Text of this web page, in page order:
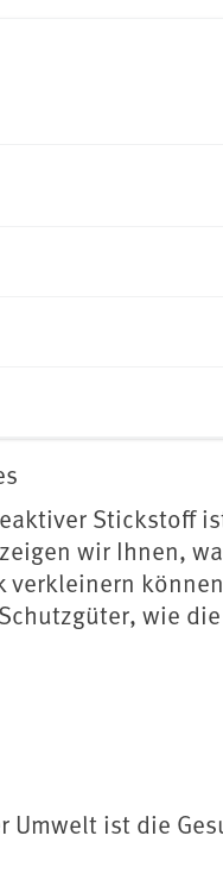
Stickstoff
wir Ihnen,
wie
ist die